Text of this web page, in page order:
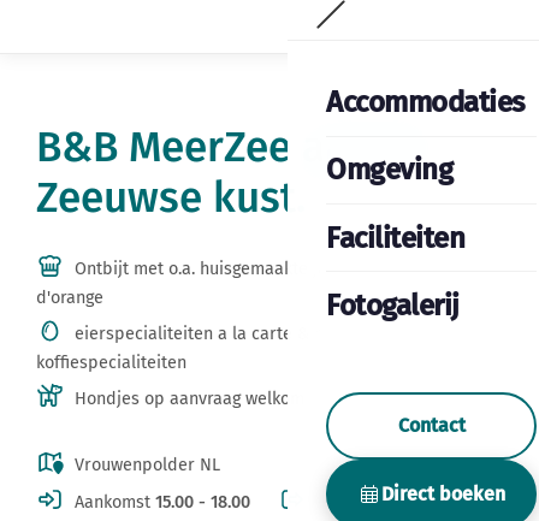
B&B MeerZee aan de
Zeeuwse kust.
Ontbijt met o.a. huisgemaakte jam, vers fruit & jus
d'orange
eierspecialiteiten a la carte & heerlijke
koffiespecialiteiten
Hondjes op aanvraag welkom
Vrouwenpolder NL
Aankomst 15.00 - 18.00 Vertrek 08.00 - 11.00
Accommodaties
Omgeving
Faciliteiten
Fotogalerij
Contact
Direct boeken